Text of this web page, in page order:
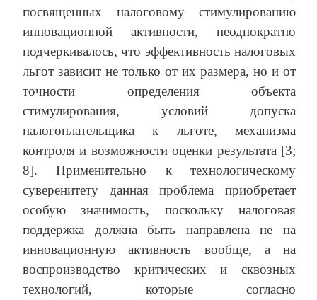
посвященных налоговому стимулированию
инновационной активности, неоднократно
подчеркивалось, что эффективность налоговых
льгот зависит не только от их размера, но и от
точности определения объекта
стимулирования, условий допуска
налогоплательщика к льготе, механизма
контроля и возможности оценки результата [3;
8]. Применительно к технологическому
суверенитету данная проблема приобретает
особую значимость, поскольку налоговая
поддержка должна быть направлена не на
инновационную активность вообще, а на
воспроизводство критических и сквозных
технологий, которые согласно